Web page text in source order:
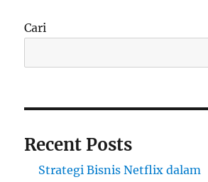
Cari
Recent Posts
Strategi Bisnis Netflix dalam